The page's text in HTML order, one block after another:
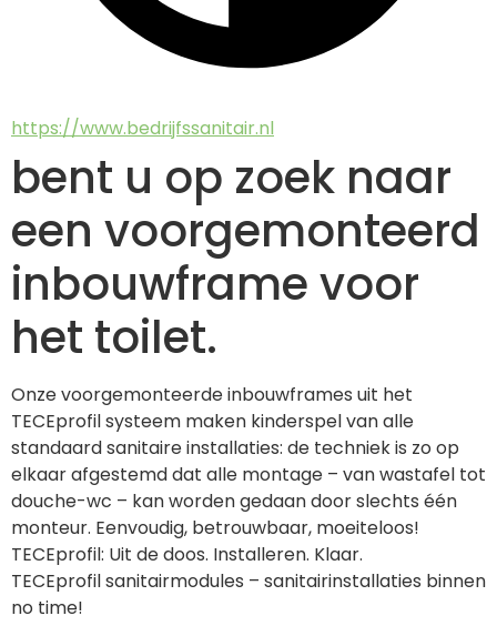
https://www.bedrijfssanitair.nl
bent u op zoek naar
een voorgemonteerd
inbouwframe voor
het toilet.
Onze voorgemonteerde inbouwframes uit het
TECEprofil systeem maken kinderspel van alle
standaard sanitaire installaties: de techniek is zo op
elkaar afgestemd dat alle montage – van wastafel tot
douche-wc – kan worden gedaan door slechts één
monteur. Eenvoudig, betrouwbaar, moeiteloos!
TECEprofil: Uit de doos. Installeren. Klaar.
TECEprofil sanitairmodules – sanitairinstallaties binnen
no time!